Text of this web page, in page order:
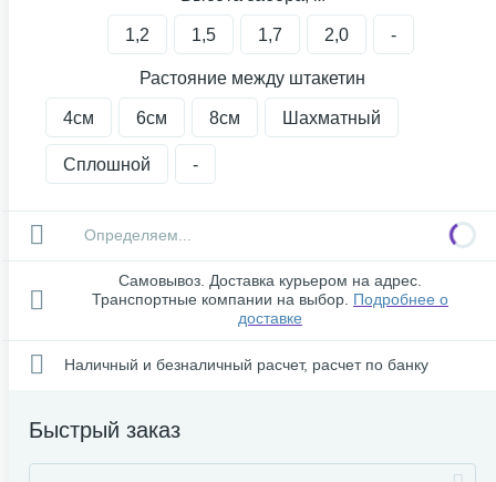
1,2 1,5 1,7 2,0 -
Растояние между штакетин
4см 6см 8см Шахматный
Сплошной -
Определяем...
Самовывоз. Доставка курьером на адрес.
Транспортные компании на выбор. Подробнее о
доставке
Наличный и безналичный расчет, расчет по банку
Быстрый заказ